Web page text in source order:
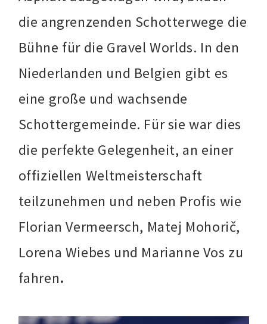
die angrenzenden Schotterwege die
Bühne für die Gravel Worlds. In den
Niederlanden und Belgien gibt es
eine große und wachsende
Schottergemeinde. Für sie war dies
die perfekte Gelegenheit, an einer
offiziellen Weltmeisterschaft
teilzunehmen und neben Profis wie
Florian Vermeersch, Matej Mohorič,
Lorena Wiebes und Marianne Vos zu
fahren.